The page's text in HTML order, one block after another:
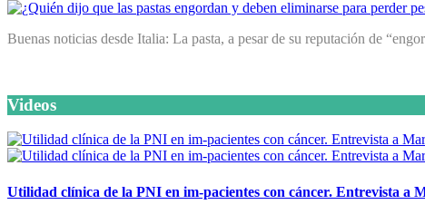
Buenas noticias desde Italia: La pasta, a pesar de su reputación de
Videos
Utilidad clínica de la PNI en im-pacientes con cáncer. Entrevista a